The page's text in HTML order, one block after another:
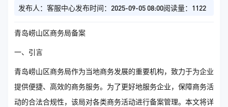
发布人：客服中心发布时间：2025-09-05 08:00阅读量：1122
青岛崂山区商务局备案
一、引言
青岛崂山区商务局作为当地商务发展的重要机构，致力于为企业
提供便捷、高效的商务服务。为了更好地服务企业，保障商务活
动的合法合规性，该局对各类商务活动进行备案管理。本文将详